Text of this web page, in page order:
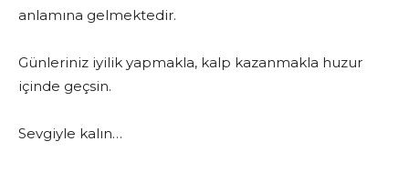
anlamına gelmektedir.
Günleriniz iyilik yapmakla, kalp kazanmakla huzur
içinde geçsin.
Sevgiyle kalın…